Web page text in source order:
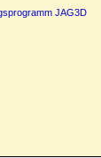
JAG3D